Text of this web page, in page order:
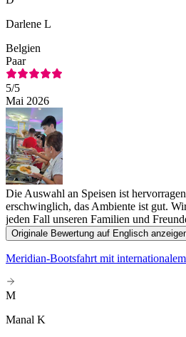
Darlene L
Belgien
Paar
5/5
Mai 2026
Die Auswahl an Speisen ist
erschwinglich, das Ambiente ist gut.
jeden Fall unseren Familien und
Originale Bewertung auf Englisch
Meridian-Bootsfahrt mit
M
Manal K